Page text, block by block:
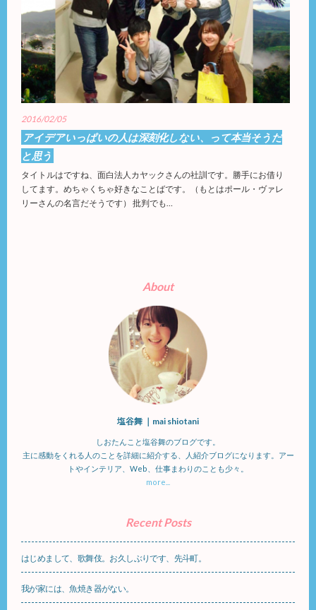
2016/02/05
アイデアいっぱいの人は深刻化しない、って本当そうだ
と思う
タイトルはですね、面白法人カヤックさんの社訓です。勝手にお借り
してます。めちゃくちゃ好きなことばです。（もとはポール・ヴァレ
リーさんの名言だそうです） 批判でも…
About
塩谷舞 ｜mai shiotani
しおたんこと塩谷舞のブログです。
主に感動をくれる人のことを詳細に紹介する、人紹介ブログになります。アー
トやインテリア、Web、仕事まわりのことも少々。
more...
Recent Posts
はじめまして、歌舞伎。お久しぶりです、先斗町。
我が家には、魚焼き器がない。